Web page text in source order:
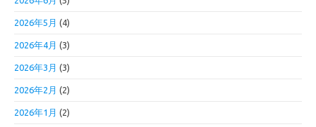
2026年5月 (4)
2026年4月 (3)
2026年3月 (3)
2026年2月 (2)
2026年1月 (2)